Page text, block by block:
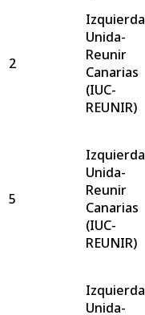
2
Izquierda
Unida-
Reunir
Canarias
(IUC-
REUNIR)
5
Izquierda
Unida-
Reunir
Canarias
(IUC-
REUNIR)
Izquierda
Unida-